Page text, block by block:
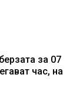
за 07
час, на